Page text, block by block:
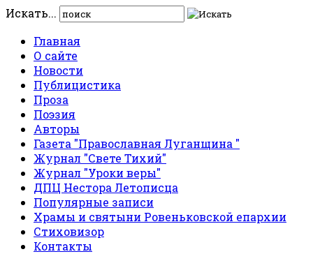
Искать...
Главная
О сайте
Новости
Публицистика
Проза
Поэзия
Авторы
Газета "Православная Луганщина "
Журнал "Свете Тихий"
Журнал "Уроки веры"
ДПЦ Нестора Летописца
Популярные записи
Храмы и святыни Ровеньковской епархии
Стиховизор
Контакты